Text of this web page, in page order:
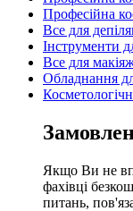
Професійна
Все для
Інструменти
Все для
Обладнання
Якщо Ви не
фахівці
питань,